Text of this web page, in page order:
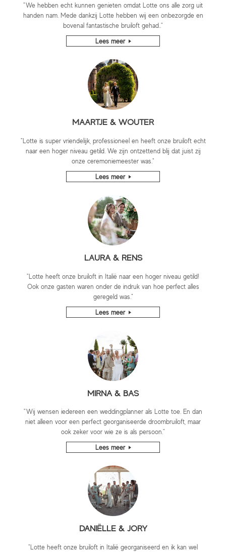
"We hebben echt kunnen genieten omdat Lotte ons alle zorg uit
handen nam. Mede dankzij Lotte hebben wij een onbezorgde en
bovenal fantastische bruiloft gehad.."
Lees meer
MAARTJE & WOUTER
"Lotte is super vriendelijk, professioneel en heeft onze bruiloft echt
naar een hoger niveau getild. We zijn ontzettend blij dat juist zij
onze ceremoniemeester was."
Lees meer
LAURA & RENS
"Lotte heeft onze bruiloft in Italië naar een hoger niveau getild!
Ook onze gasten waren onder de indruk van hoe perfect alles
geregeld was."
Lees meer
MIRNA & BAS
"Wij wensen iedereen een weddingplanner als Lotte toe. En dan
niet alleen voor een perfect georganiseerde droombruiloft, maar
ook zeker voor wie ze is als persoon."
Lees meer
DANIËLLE & JORY
"Lotte heeft onze bruiloft in Italië georganiseerd en ik kan wel